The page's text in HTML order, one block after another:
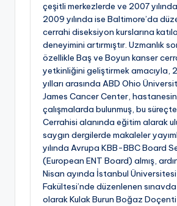
çeşitli merkezlerde ve 2007
2009 yılında ise Baltimore’da
cerrahi diseksiyon kurslarına
deneyimini artırmıştır. Uzmanlık
özellikle Baş ve Boyun kanser
yetkinliğini geliştirmek amacıyla,
yılları arasında ABD Ohio
James Cancer Center,
çalışmalarda bulunmuş, bu
Cerrahisi alanında eğitim alarak
saygın dergilerde makaleler
yılında Avrupa KBB-BBC Board
(European ENT Board) almış,
Nisan ayında İstanbul
Fakültesi’nde düzenlenen sınavda
olarak Kulak Burun Boğaz Doçenti